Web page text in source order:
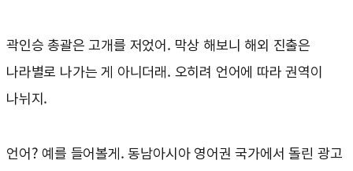
곽인승 총괄은 고개를 저었어. 막상 해보니 해외 진출은
나라별로 나가는 게 아니더래. 오히려 언어에 따라 권역이
나뉘지.
언어? 예를 들어볼게. 동남아시아 영어권 국가에서 돌린 광고